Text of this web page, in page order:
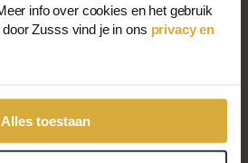
info over cookies en het gebruik
Zusss vind je in ons privacy en
Alles toestaan